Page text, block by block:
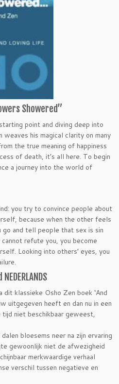
Showered”
point and diving deep into
his magical clarity on many
the true meaning of happiness
of death, it’s all here. To begin
a journey into the world of
you try to convince people about
because when the other feels
go and tell people that sex is sin
refute you, you become
Looking into others’ eyes, you
klassieke Osho Zen boek ‘And
uitgegeven heeft en dan nu in een
niet beschikbaar geweest,
bloesems neer na zijn ervaring
gewoonlijk niet de afwezigheid
merkwaardige verhaal
verschil tussen negatieve en